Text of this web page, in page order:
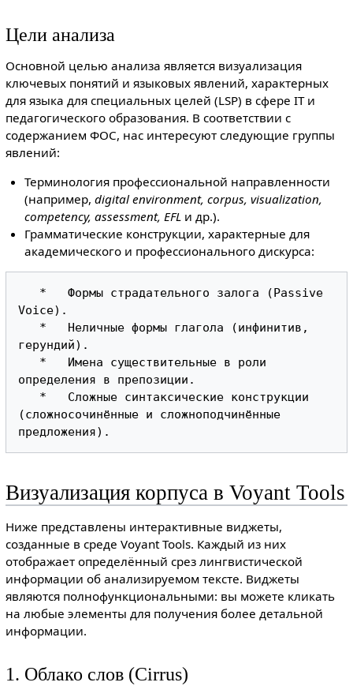
Цели анализа
Основной целью анализа является визуализация
ключевых понятий и языковых явлений, характерных
для языка для специальных целей (LSP) в сфере IT и
педагогического образования. В соответствии с
содержанием ФОС, нас интересуют следующие группы
явлений:
Терминология профессиональной направленности
(например,digital environment, corpus, visualization,
competency, assessment, EFL и др.).
Грамматические конструкции, характерные для
академического и профессионального дискурса:
Voice).
герундий).
определения в препозиции.
(сложносочинённые и сложноподчинённые
Визуализация корпуса в Voyant Tools
Ниже представлены интерактивные виджеты,
созданные в среде Voyant Tools. Каждый из них
отображает определённый срез лингвистической
информации об анализируемом тексте. Виджеты
являются полнофункциональными: вы можете кликать
на любые элементы для получения более детальной
информации.
1. Облако слов (Cirrus)